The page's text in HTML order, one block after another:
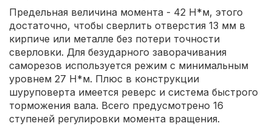
Предельная величина момента - 42 Н*м, этого
достаточно, чтобы сверлить отверстия 13 мм в
кирпиче или металле без потери точности
сверловки. Для безударного заворачивания
саморезов используется режим с минимальным
уровнем 27 Н*м. Плюс в конструкции
шуруповерта имеется реверс и система быстрого
торможения вала. Всего предусмотрено 16
ступеней регулировки момента вращения.